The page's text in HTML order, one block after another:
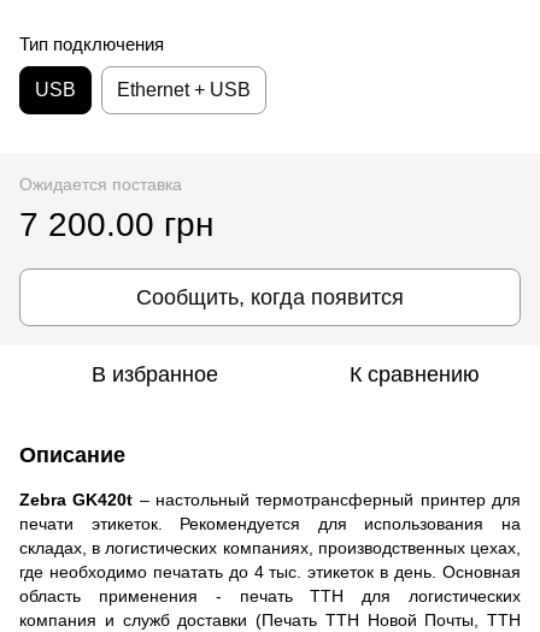
Тип подключения
USB Ethernet + USB
Ожидается поставка
7 200.00 грн
Сообщить, когда появится
В избранное К сравнению
Описание
Zebra GK420t – настольный термотрансферный принтер для
печати этикеток. Рекомендуется для использования на
складах, в логистических компаниях, производственных цехах,
где необходимо печатать до 4 тыс. этикеток в день. Основная
область применения - печать ТТН для логистических
компания и служб доставки (Печать ТТН Новой Почты, ТТН